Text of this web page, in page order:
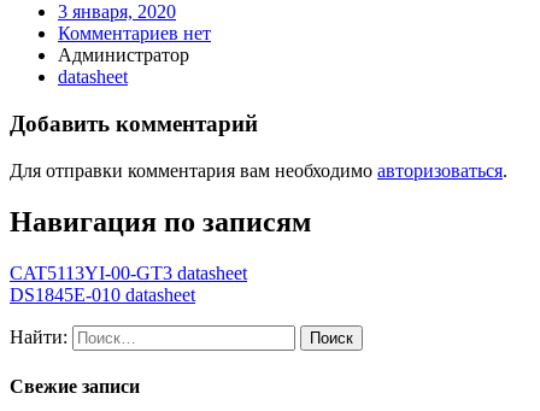
3 января, 2020
Комментариев нет
Администратор
datasheet
Добавить комментарий
Для отправки комментария вам необходимо авторизоваться.
Навигация по записям
CAT5113YI-00-GT3 datasheet
DS1845E-010 datasheet
Найти:
Свежие записи